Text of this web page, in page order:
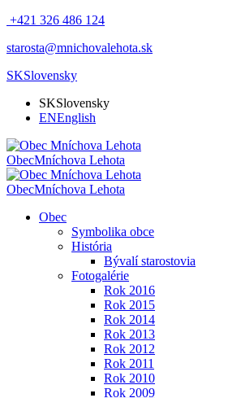
+421 326 486 124
starosta@mnichovalehota.sk
SKSlovensky
SKSlovensky
ENEnglish
ObecMníchova Lehota
ObecMníchova Lehota
Obec
Symbolika obce
História
Bývalí starostovia
Fotogalérie
Rok 2016
Rok 2015
Rok 2014
Rok 2013
Rok 2012
Rok 2011
Rok 2010
Rok 2009